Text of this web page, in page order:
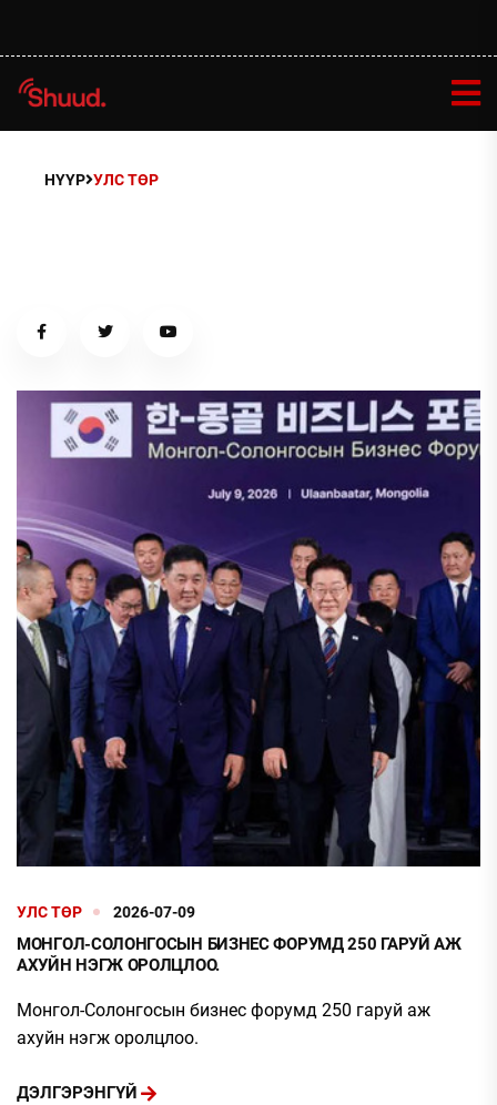
НҮҮР УЛС ТӨР
УЛС ТӨР 2026-07-09
МОНГОЛ-СОЛОНГОСЫН БИЗНЕС ФОРУМД 250 ГАРУЙ АЖ
АХУЙН НЭГЖ ОРОЛЦЛОО.
Монгол-Солонгосын бизнес форумд 250 гаруй аж
ахуйн нэгж оролцлоо.
ДЭЛГЭРЭНГҮЙ